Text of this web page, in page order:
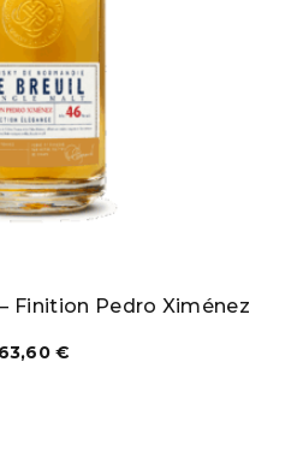
Finition Pedro Ximénez
63,60€